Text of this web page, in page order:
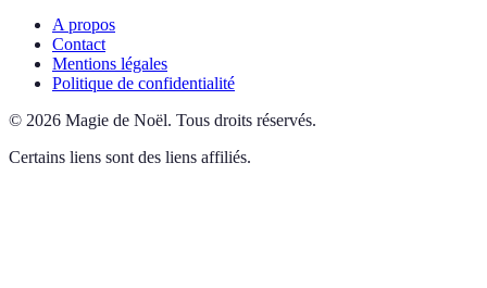
A propos
Contact
Mentions légales
Politique de confidentialité
© 2026 Magie de Noël. Tous droits réservés.
Certains liens sont des liens affiliés.